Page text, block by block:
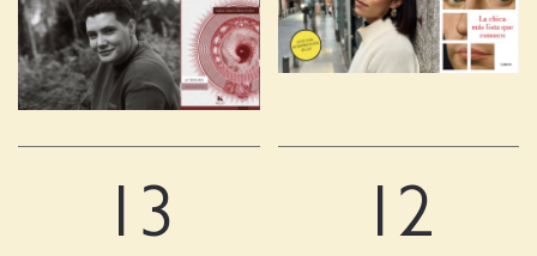
13
12